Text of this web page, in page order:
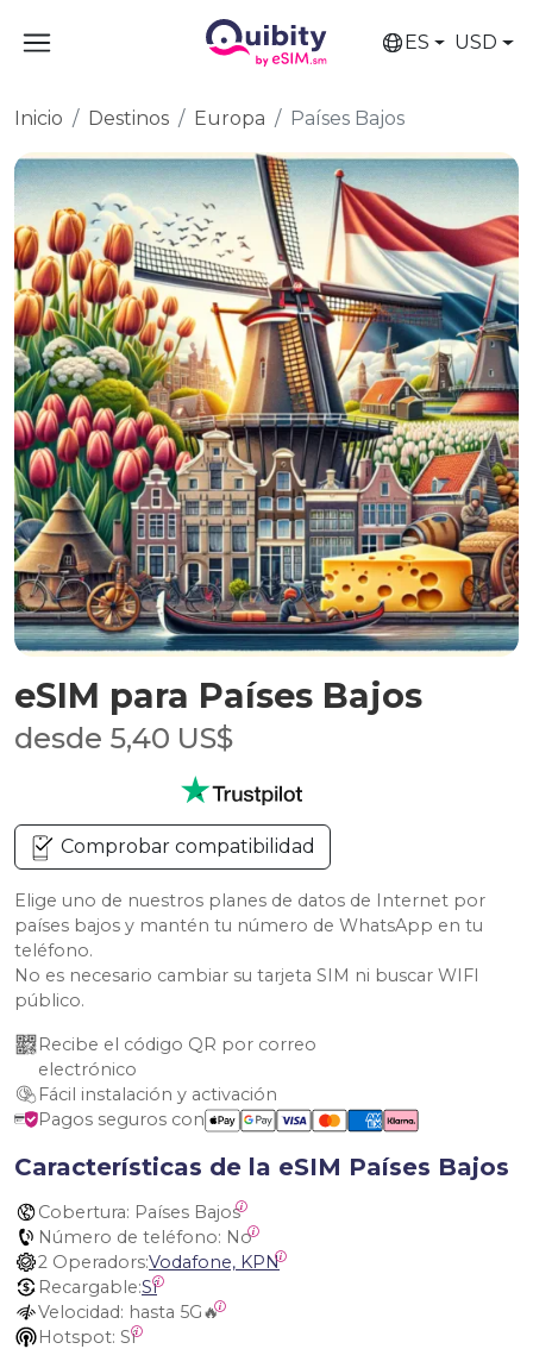
ES USD
Inicio Destinos Europa Países Bajos
eSIM para Países Bajos
desde 5,40 US$
Comprobar compatibilidad
Elige uno de nuestros planes de datos de Internet por
países bajos y mantén tu número de WhatsApp en tu
teléfono.
No es necesario cambiar su tarjeta SIM ni buscar WIFI
público.
Recibe el código QR por correo
electrónico
Fácil instalación y activación
Pagos seguros con
Características de la eSIM Países Bajos
Cobertura: Países Bajos
Número de teléfono: No
2 Operadors:Vodafone, KPN
Recargable:Sí
Velocidad: hasta 5G🔥
Hotspot: Sí